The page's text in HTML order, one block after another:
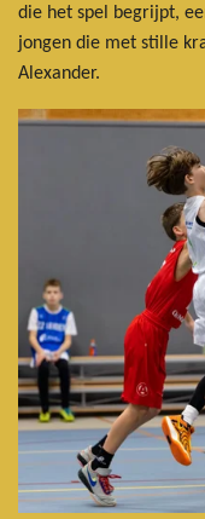
die het spel begrijpt,
jongen die met stille
Alexander.